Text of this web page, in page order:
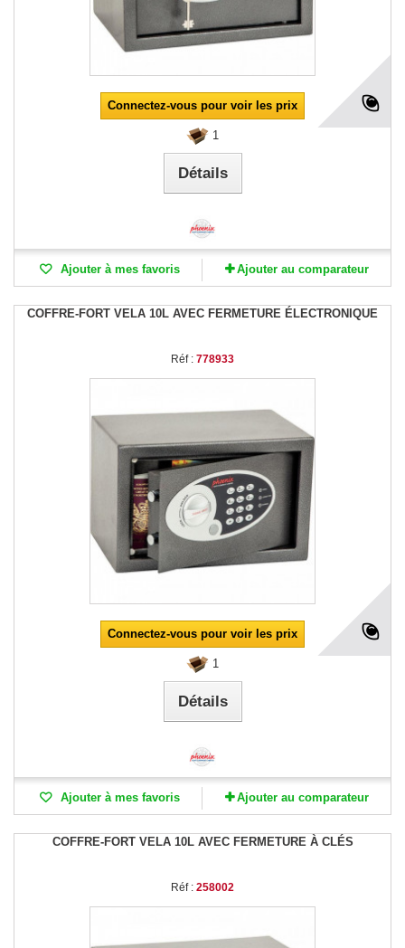
Connectez-vous pour voir les prix
1
Détails
Ajouter à mes favoris Ajouter au comparateur
COFFRE-FORT VELA 10L AVEC FERMETURE ÉLECTRONIQUE
Réf : 778933
Connectez-vous pour voir les prix
1
Détails
Ajouter à mes favoris Ajouter au comparateur
COFFRE-FORT VELA 10L AVEC FERMETURE À CLÉS
Réf : 258002